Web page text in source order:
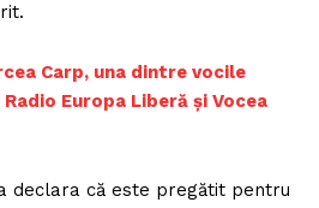
Carp, una dintre vocile
Europa Liberă și Vocea
declara că este pregătit pentru